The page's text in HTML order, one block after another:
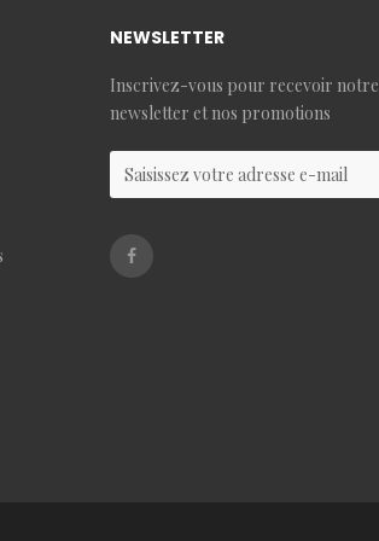
NEWSLETTER
Inscrivez-vous pour recevoir notre
newsletter et nos promotions